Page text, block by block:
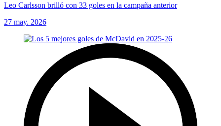
Leo Carlsson brilló con 33 goles en la campaña anterior
27 may. 2026